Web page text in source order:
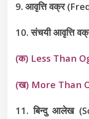
9. आवृत्ति वक्र
10. संचयी आवृत्ति
(क) Less Than
(ख) More Than
11. बिन्दु आलेख